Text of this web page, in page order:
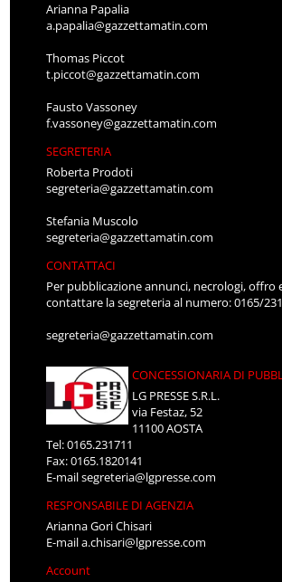
Arianna Papalia
a.papalia@gazzettamatin.com
Thomas Piccot
t.piccot@gazzettamatin.com
Fausto Vassoney
f.vassoney@gazzettamatin.com
SEGRETERIA
Roberta Prodoti
segreteria@gazzettamatin.com
Stefania Muscolo
segreteria@gazzettamatin.com
CONTATTACI
Per pubblicazione annunci, necrologi, offro
contattare la segreteria al numero: 0165/
segreteria@gazzettamatin.com
CONCESSIONARIA DI
LG PRESSE S.R.L.
via Festaz, 52
11100 AOSTA
Tel: 0165.231711
Fax: 0165.1820141
E-mailsegreteria@lgpresse.com
RESPONSABILE DI AGENZIA
Arianna Gori Chisari
E-maila.chisari@lgpresse.com
Account